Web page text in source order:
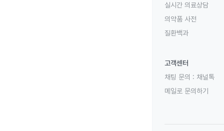
실시간 의료상담
의약품 사전
질환백과
고객센터
채팅 문의 : 채널톡
메일로 문의하기